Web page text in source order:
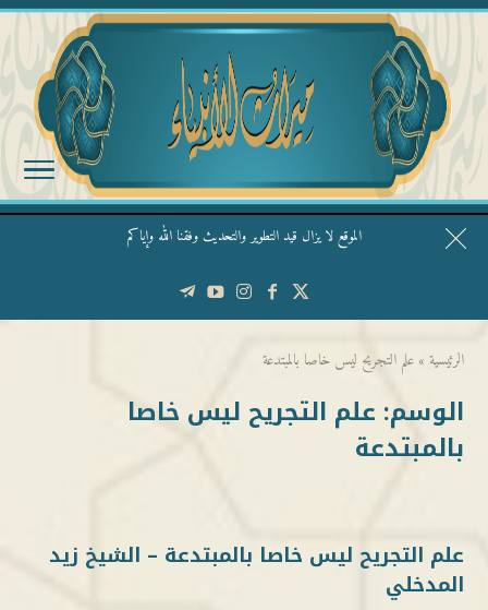
الموقع لا يزال قيد التطوير والتحديث وفقنا الله وإياكم
قال الشيخ ربيع وفقه الله: نحن ليس عندنا تقديس الأشخاص
الرئيسية » علم التجريح ليس خاصا بالمبتدعة
الوسم: علم التجريح ليس خاصا
بالمبتدعة
علم التجريح ليس خاصا بالمبتدعة – الشيخ زيد
المدخلي